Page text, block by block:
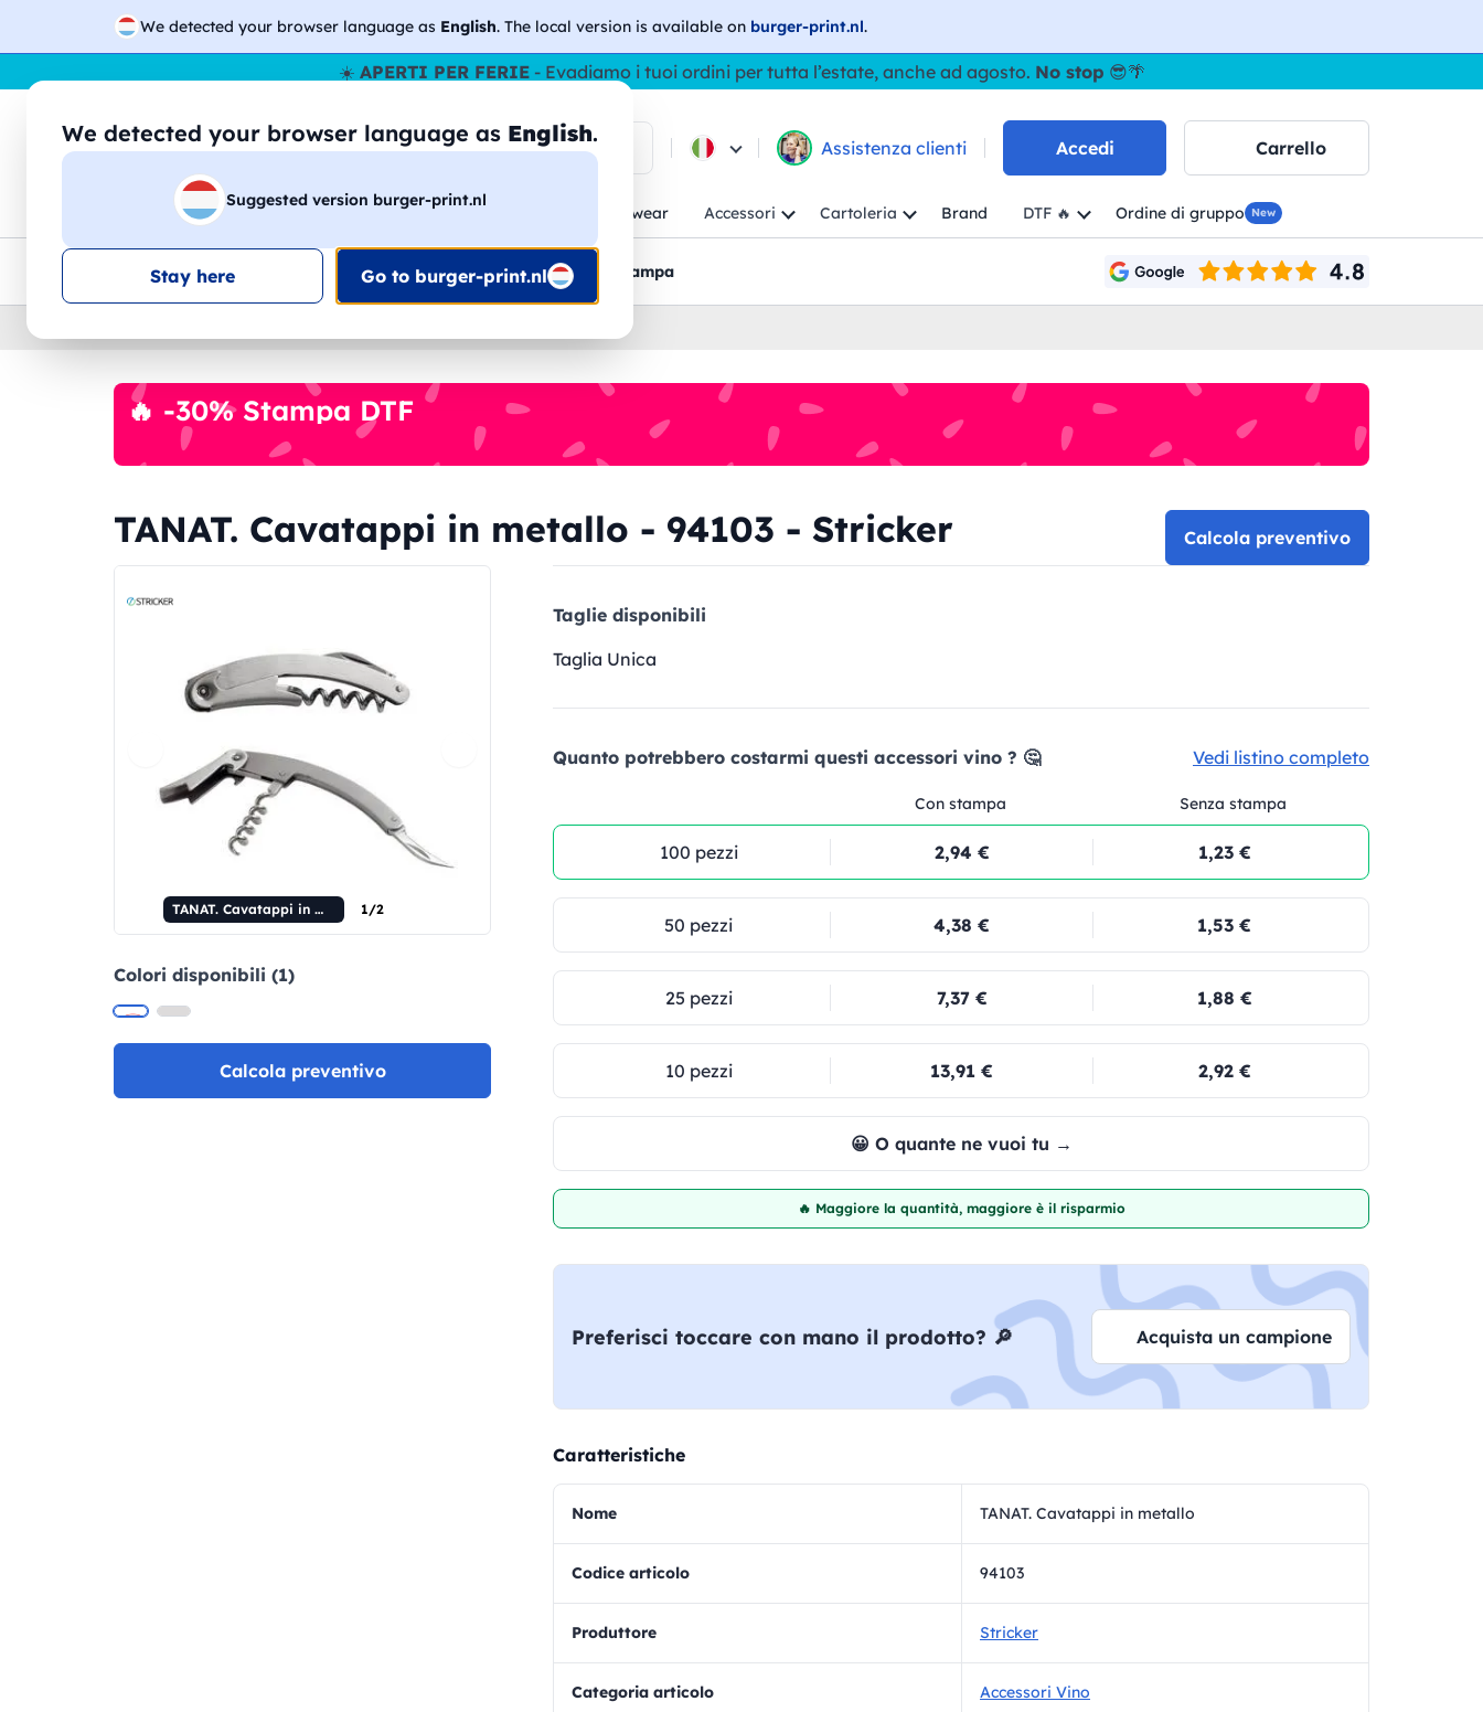
We detected your browser language as English. The local version is available on burger-print.nl.
We detected your browser language as English.
Suggested version burger-print.nl
Stay here Go to burger-print.nl
☀️ APERTI PER FERIE- Evadiamo i tuoi ordini per tutta l’estate, anche ad agosto. No stop 😎🌴
🔎 Cerca tra i prodotti Assistenza clienti Accedi Carrello
Magliette Felpe Uomo Donna Workwear Accessori Cartoleria Brand DTF 🔥 Ordine di gruppo New
Consegna gratis Sconti quantitàAssistenza clientiBozzetti pre-stampa
🔥 -30% Stampa DTF
TANAT. Cavatappi in metallo - 94103 - Stricker Calcola preventivo
TANAT. Cavatappi in metallo 1/2
Colori disponibili (1)
Calcola preventivo
Taglie disponibili
Taglia Unica
Quanto potrebbero costarmi questi accessori vino ? 🤔 Vedi listino completo
Con stampa Senza stampa
100 pezzi 2,94 € 1,23 €
50 pezzi 4,38 € 1,53 €
25 pezzi 7,37 € 1,88 €
10 pezzi 13,91 € 2,92 €
😀 O quante ne vuoi tu →
🔥 Maggiore la quantità, maggiore è il risparmio
Preferisci toccare con mano il prodotto? 🔎 Acquista un campione
Caratteristiche
Nome TANAT. Cavatappi in metallo
Codice articolo 94103
Produttore Stricker
Categoria articolo Accessori Vino